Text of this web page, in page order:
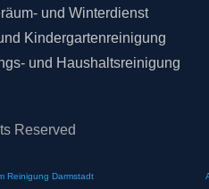
und Winterdienst
Kindergartenreinigung
und Haushaltsreinigung
Reserved
Reinigung Darmstadt